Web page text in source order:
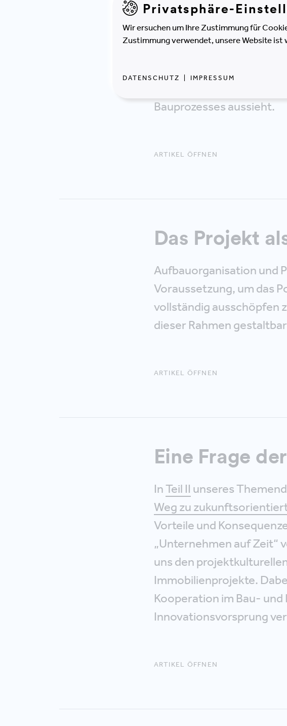
und Ansätze vor, die ins
begeben wir uns unter
Erkenntnissen
Mischverhältnis der
Bauprozesses aussieht.
ARTIKEL ÖFFNEN
Das Projekt
Aufbauorganisation und
Voraussetzung, um das
vollständig ausschöpfen
dieser Rahmen
ARTIKEL ÖFFNEN
Eine Frage
InTeil II unseres
Weg zu
Vorteile und
„Unternehmen auf Zeit“
uns den
Immobilienprojekte.
Kooperation im Bau-
Innovationsvorsprung
ARTIKEL ÖFFNEN
Privatsphäre-
Wir ersuchen um Ihre Zustimmung für
Zustimmung verwendet, unsere Website
DATENSCHUTZ IMPRESSUM